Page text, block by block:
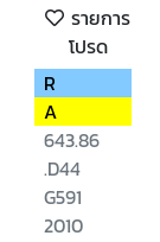
รายการ
โปรด
R
A
643.86
.D44
G591
2010